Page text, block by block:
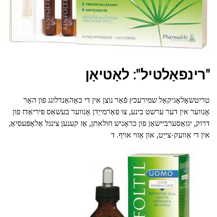
"רינפאָלטיל": לאָטיאָן
טריטשאָלאָגיקאַל שמירעכץ פֿאַר נוצן אין די באַהאַנדלונג פון האָר
אָנווער אין דער ערשט בינע, צו פאַרמייַדן אָנווער בעשאַס פּיריאַדז פון
דרוק, יגזאַסערביישאַן פון כראָניש חולאתן, אַז קענען צינגל אַלאָפּעסיאַ,
אין די אַוועק-צייַט, און אַזוי אויף. ד